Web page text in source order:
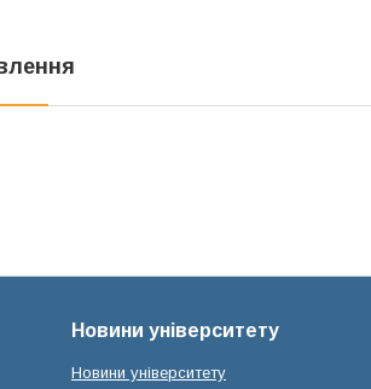
Новини університету
Новини університету